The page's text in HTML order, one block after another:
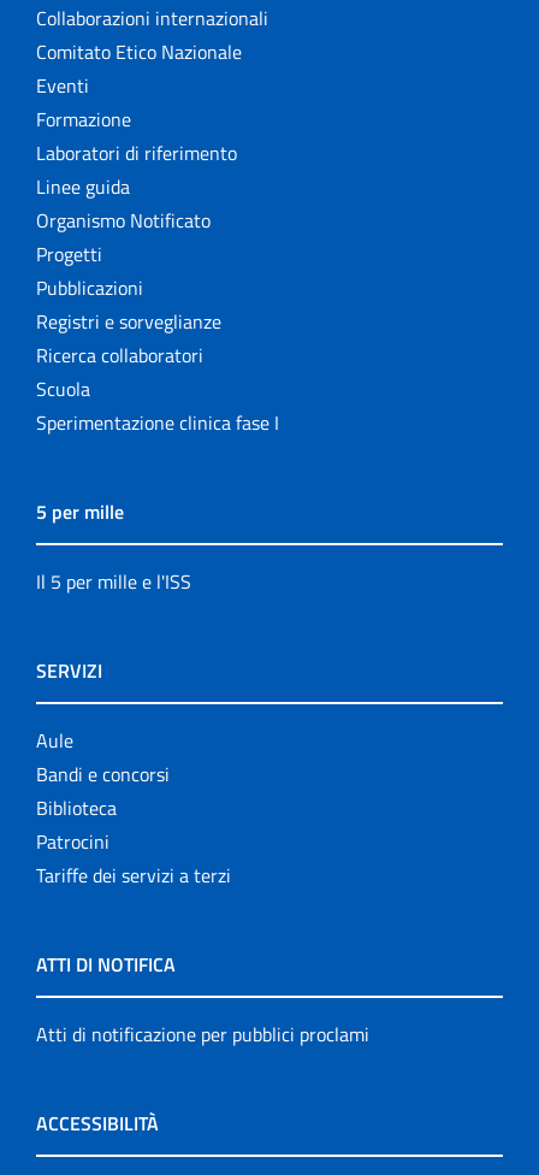
Collaborazioni internazionali
Comitato Etico Nazionale
Eventi
Formazione
Laboratori di riferimento
Linee guida
Organismo Notificato
Progetti
Pubblicazioni
Registri e sorveglianze
Ricerca collaboratori
Scuola
Sperimentazione clinica fase I
5 per mille
Il 5 per mille e l'ISS
SERVIZI
Aule
Bandi e concorsi
Biblioteca
Patrocini
Tariffe dei servizi a terzi
ATTI DI NOTIFICA
Atti di notificazione per pubblici proclami
ACCESSIBILITÀ